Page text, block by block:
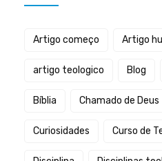
Artigo começo Artigo
artigo teologico Blog
Bíblia Chamado de Deus
Curiosidades Curso de